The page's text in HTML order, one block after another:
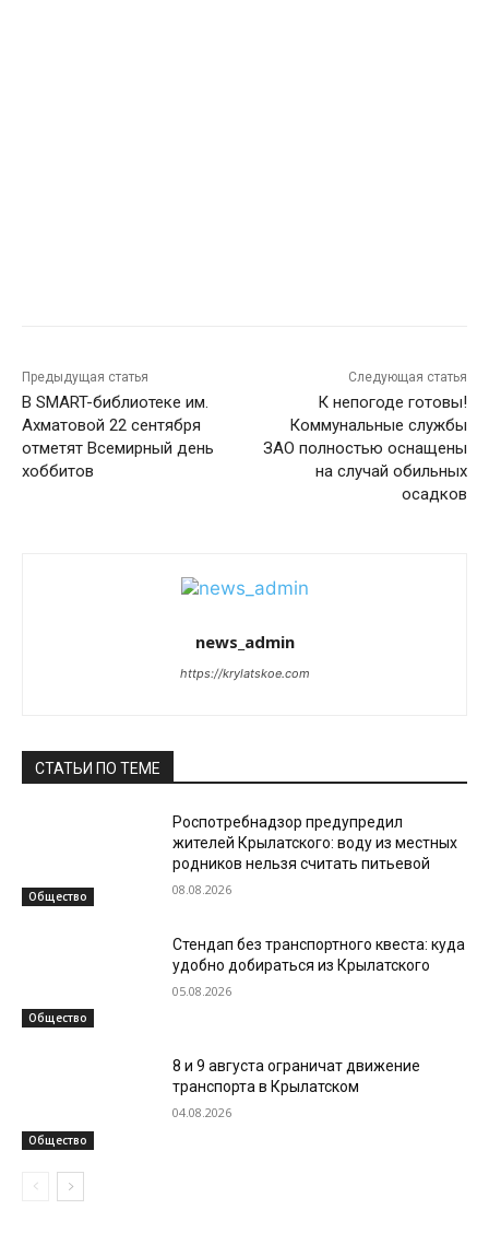
Предыдущая статья
В SMART-библиотеке им.
Ахматовой 22 сентября
отметят Всемирный день
хоббитов
Следующая статья
К непогоде готовы!
Коммунальные службы
ЗАО полностью оснащены
на случай обильных
осадков
news_admin
https://krylatskoe.com
СТАТЬИ ПО ТЕМЕ
Общество
Роспотребнадзор предупредил
жителей Крылатского: воду из местных
родников нельзя считать питьевой
08.08.2026
Общество
Стендап без транспортного квеста: куда
удобно добираться из Крылатского
05.08.2026
Общество
8 и 9 августа ограничат движение
транспорта в Крылатском
04.08.2026